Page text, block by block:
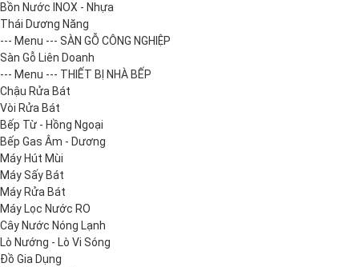
Bồn Nước INOX - Nhựa
Thái Dương Năng
--- Menu --- SÀN GỖ CÔNG NGHIỆP
Sàn Gỗ Liên Doanh
--- Menu --- THIẾT BỊ NHÀ BẾP
Chậu Rửa Bát
Vòi Rửa Bát
Bếp Từ - Hồng Ngoại
Bếp Gas Âm - Dương
Máy Hút Mùi
Máy Sấy Bát
Máy Rửa Bát
Máy Lọc Nước RO
Cây Nước Nóng Lạnh
Lò Nướng - Lò Vi Sóng
Đồ Gia Dụng